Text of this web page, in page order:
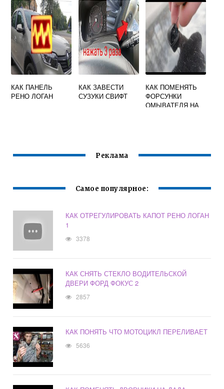
МОТОЦИКЛА
СВОИМИ РУКАМИ
КАК ПАНЕЛЬ
РЕНО ЛОГАН
КАК ЗАВЕСТИ
СУЗУКИ СВИФТ
КАК ПОМЕНЯТЬ
ФОРСУНКИ
ОМЫВАТЕЛЯ НА
Реклама
Самое популярное:
КАК ОТРЕГУЛИРОВАТЬ КАПОТ РЕНО ЛОГАН
1
3378
КАК СНЯТЬ СТЕКЛО ВОДИТЕЛЬСКОЙ
ДВЕРИ ФОРД ФОКУС 2
2857
КАК ПОНЯТЬ ЧТО МОТОЦИКЛ ПЕРЕЛИВАЕТ
5636